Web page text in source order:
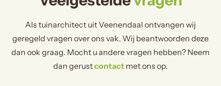
Als tuinarchitect uit Veenendaal ontvangen wij
geregeld vragen over ons vak. Wij beantwoorden deze
dan ook graag. Mocht u andere vragen hebben? Neem
dan gerustcontact met ons op.